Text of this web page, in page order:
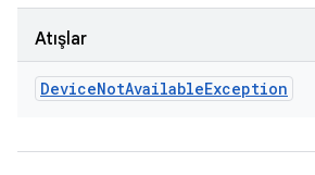
Atışlar
DeviceNotAvailableException